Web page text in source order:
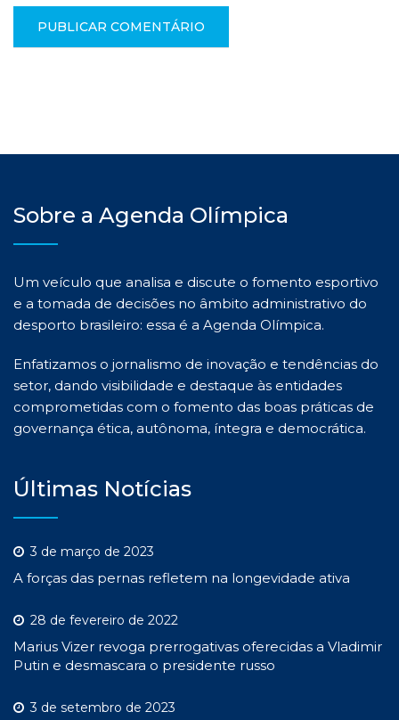
Sobre a Agenda Olímpica
Um veículo que analisa e discute o fomento esportivo
e a tomada de decisões no âmbito administrativo do
desporto brasileiro: essa é a Agenda Olímpica.
Enfatizamos o jornalismo de inovação e tendências do
setor, dando visibilidade e destaque às entidades
comprometidas com o fomento das boas práticas de
governança ética, autônoma, íntegra e democrática.
Últimas Notícias
3 de março de 2023
A forças das pernas refletem na longevidade ativa
28 de fevereiro de 2022
Marius Vizer revoga prerrogativas oferecidas a Vladimir
Putin e desmascara o presidente russo
3 de setembro de 2023